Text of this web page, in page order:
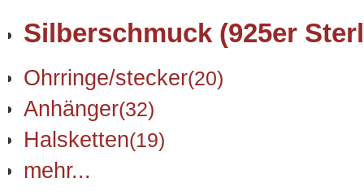
Silberschmuck (925er
Ohrringe/stecker(20)
Anhänger(32)
Halsketten(19)
mehr...